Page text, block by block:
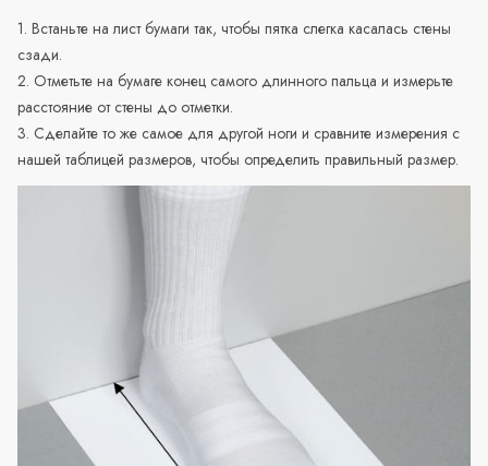
1. Встаньте на лист бумаги так, чтобы пятка слегка касалась стены
сзади.
2. Отметьте на бумаге конец самого длинного пальца и измерьте
расстояние от стены до отметки.
3. Сделайте то же самое для другой ноги и сравните измерения с
нашей таблицей размеров, чтобы определить правильный размер.